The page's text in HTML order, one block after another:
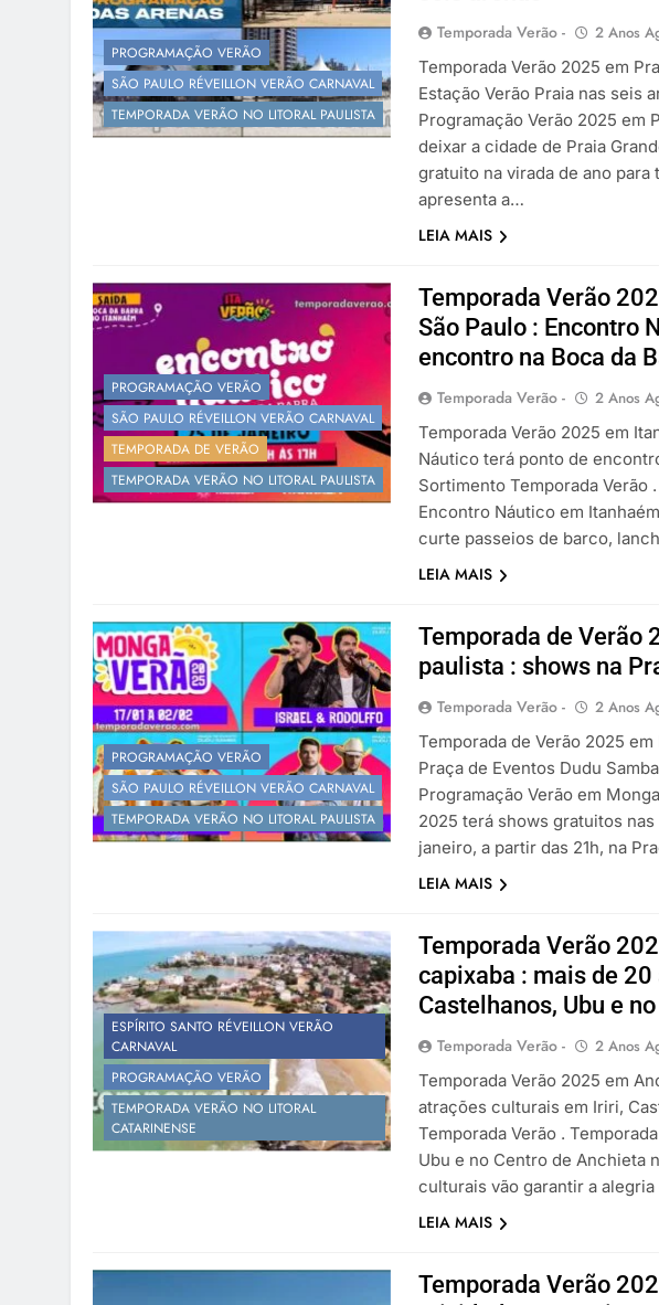
PROGRAMAÇÃO VERÃO
SÃO PAULO RÉVEILLON VERÃO CARNAVAL
TEMPORADA VERÃO NO LITORAL PAULISTA
Temporada Verão - 2 Anos
Temporada Verão 2025 em
Estação Verão Praia nas seis
Programação Verão 2025 em
deixar a cidade de Praia
gratuito na virada de ano
apresenta a…
LEIA MAIS
PROGRAMAÇÃO VERÃO
SÃO PAULO RÉVEILLON VERÃO CARNAVAL
TEMPORADA DE VERÃO
TEMPORADA VERÃO NO LITORAL PAULISTA
Temporada Verão
São Paulo : Encontro
encontro na Boca da
Temporada Verão - 2 Anos
Temporada Verão 2025 em
Náutico terá ponto de
Sortimento Temporada Verão
Encontro Náutico em
curte passeios de barco,
LEIA MAIS
PROGRAMAÇÃO VERÃO
SÃO PAULO RÉVEILLON VERÃO CARNAVAL
TEMPORADA VERÃO NO LITORAL PAULISTA
Temporada de Verão
paulista : shows na
Temporada Verão - 2 Anos
Temporada de Verão 2025
Praça de Eventos Dudu
Programação Verão em
2025 terá shows gratuitos
janeiro, a partir das 21h, na
LEIA MAIS
ESPÍRITO SANTO RÉVEILLON VERÃO
CARNAVAL
PROGRAMAÇÃO VERÃO
TEMPORADA VERÃO NO LITORAL
CATARINENSE
Temporada Verão
capixaba : mais de
Castelhanos, Ubu e
Temporada Verão - 2 Anos
Temporada Verão 2025 em
atrações culturais em Iriri,
Temporada Verão .
Ubu e no Centro de Anchieta
culturais vão garantir a
LEIA MAIS
Temporada Verão